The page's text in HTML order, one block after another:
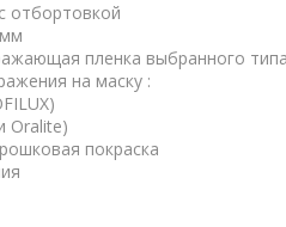
отбортовкой
пленка выбранного типа
на маску :
Oralite)
покраска